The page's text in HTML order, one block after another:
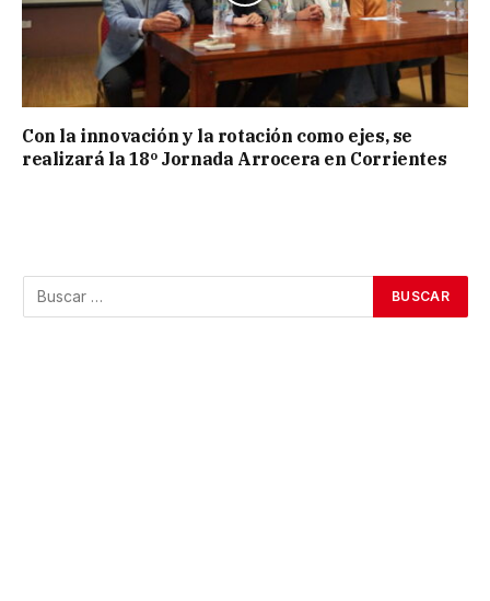
Con la innovación y la rotación como ejes, se
realizará la 18º Jornada Arrocera en Corrientes